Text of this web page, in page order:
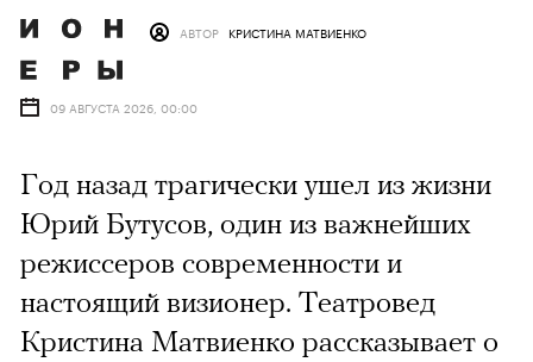
АВТОР КРИСТИНА МАТВИЕНКО
09 АВГУСТА 2026, 00:00
Год назад трагически ушел из жизни
Юрий Бутусов, один из важнейших
режиссеров современности и
настоящий визионер. Театровед
Кристина Матвиенко рассказывает о